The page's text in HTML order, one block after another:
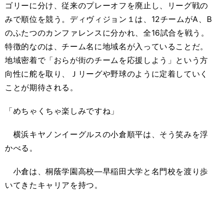
ゴリーに分け、従来のプレーオフを廃止し、リーグ戦の
みで順位を競う。ディヴィジョン１は、12チームがA、B
のふたつのカンファレンスに分かれ、全16試合を戦う。
特徴的なのは、チーム名に地域名が入っていることだ。
地域密着で「おらが街のチームを応援しよう」という方
向性に舵を取り、Ｊリーグや野球のように定着していく
ことが期待される。
「めちゃくちゃ楽しみですね」
横浜キヤノンイーグルスの小倉順平は、そう笑みを浮
かべる。
小倉は、桐蔭学園高校―早稲田大学と名門校を渡り歩
いてきたキャリアを持つ。